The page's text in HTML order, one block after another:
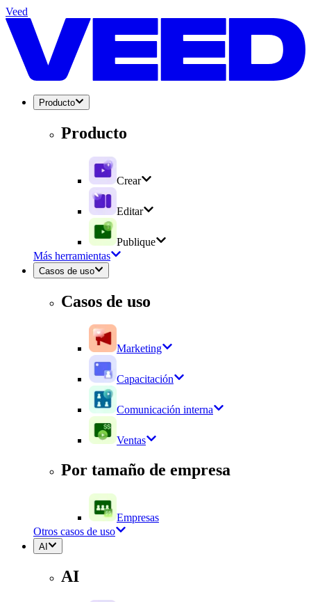
Veed
Producto
Producto
Crear
Editar
Publique
Más herramientas
Casos de uso
Casos de uso
Marketing
Capacitación
Comunicación interna
Ventas
Por tamaño de empresa
Empresas
Otros casos de uso
AI
AI